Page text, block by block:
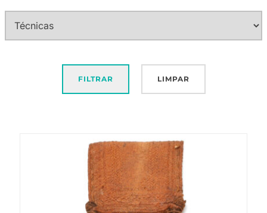
FILTRAR LIMPAR